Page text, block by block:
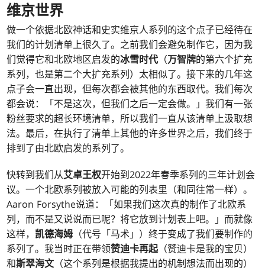
维京世界
做一个依据北欧神话和史实维京人系列的这个点子已经待在
我们的计划清单上很久了。之前我们会避免制作它，因为我
们觉得它和北欧地区启发的冰雪时代（万智牌的第六个扩充
系列，也是第二个大扩充系列）太相似了。接下来的几年这
点子会一直出现，但每次都会被其他的东西取代。我们每次
都会说：「不是这次，但我们之后一定会做。」我们有一张
粉丝要求的超长环境清单，所以我们一直从该清单上汲取想
法。最后，在执行了清单上其他的许多世界之后，我们终于
排到了由北欧启发的系列了。
快转到我们从艾卓王权开始到2022年春季系列的三年计划会
议。一个北欧系列被放入可能的列表里（和同往常一样）。
Aaron Forsythe说道：「如果我们这次真的制作了北欧系
列，而不是又说说而已呢？将它放到计划表上吧。」而就像
这样， 凯德海姆 （代号「马术」）终于变成了我们要制作的
系列了。我当时正在带领赞迪卡再起（赞迪卡是我的宝贝）
和斯翠海文 （这个系列是根据我提出的机制想法而出现的）